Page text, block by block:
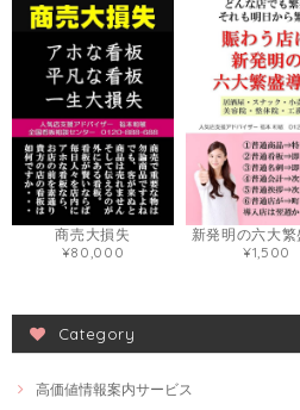
商売大損失
¥80,000
新発明の六大
¥1,500
Category
高価値情報案内サービス